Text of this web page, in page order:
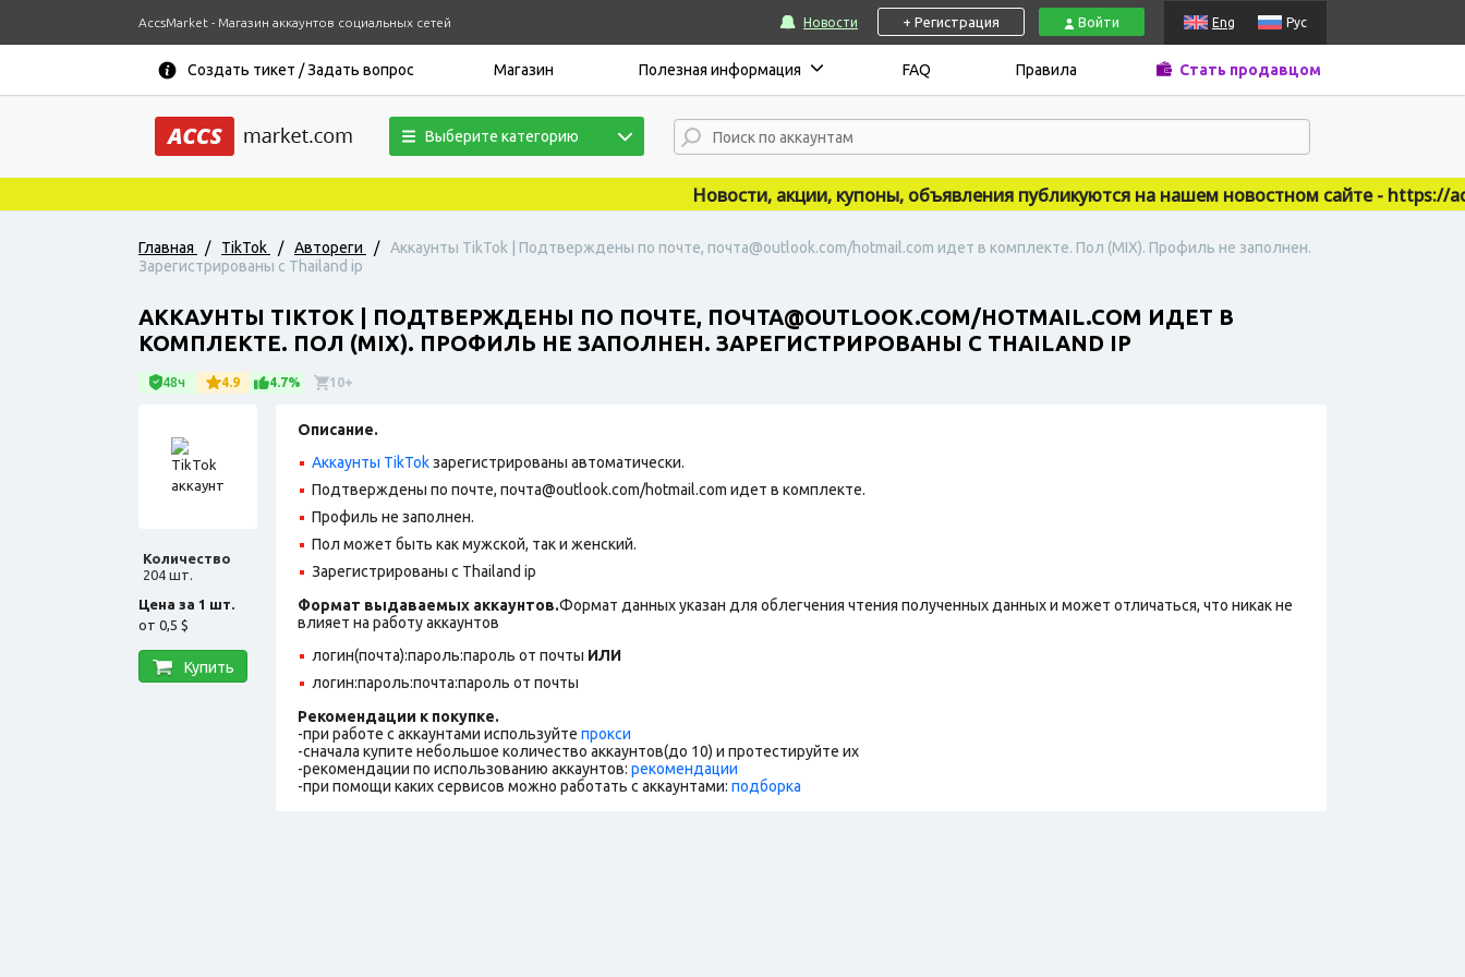
AccsMarket - Магазин аккаунтов социальных сетей Новости + Регистрация Войти Eng Рус
Создать тикет / Задать вопрос Магазин Полезная информация FAQ Правила Стать продавцом
Выберите категорию
Новости, акции, купоны, объявления публикуются на нашем новостном сайте - https://
Главная / TikTok / Автореги /
Аккаунты TikTok | Подтверждены по почте, почта@outlook.com/hotmail.com идет в комплекте. Пол (MIX). Профиль не заполнен.
Зарегистрированы с Thailand ip
АККАУНТЫ TIKTOK | ПОДТВЕРЖДЕНЫ ПО ПОЧТЕ, ПОЧТА@OUTLOOK.COM/HOTMAIL.COM ИДЕТ В
КОМПЛЕКТЕ. ПОЛ (MIX). ПРОФИЛЬ НЕ ЗАПОЛНЕН. ЗАРЕГИСТРИРОВАНЫ С THAILAND IP
48ч 4.9 4.7% 10+
Количество
204 шт.
Цена за 1 шт.
от 0,5 $
Купить
Описание.
Аккаунты TikTokзарегистрированы автоматически.
Подтверждены по почте, почта@outlook.com/hotmail.com идет в комплекте.
Профиль не заполнен.
Пол может быть как мужской, так и женский.
Зарегистрированы с Thailand ip
Формат выдаваемых аккаунтов.Формат данных указан для облегчения чтения полученных данных и может отличаться, что никак не
влияет на работу аккаунтов
логин(почта):пароль:пароль от почты ИЛИ
логин:пароль:почта:пароль от почты
Рекомендации к покупке.
-при работе с аккаунтами используйте прокси
-сначала купите небольшое количество аккаунтов(до 10) и протестируйте их
-рекомендации по использованию аккаунтов: рекомендации
-при помощи каких сервисов можно работать с аккаунтами: подборка